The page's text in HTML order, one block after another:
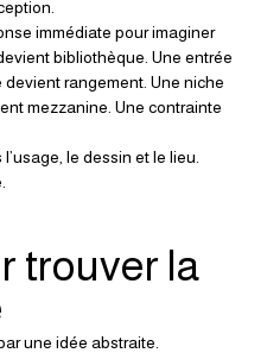
immédiate pour imaginer
bibliothèque. Une entrée
rangement. Une niche
mezzanine. Une contrainte
le dessin et le lieu.
trouver la
une idée abstraite.